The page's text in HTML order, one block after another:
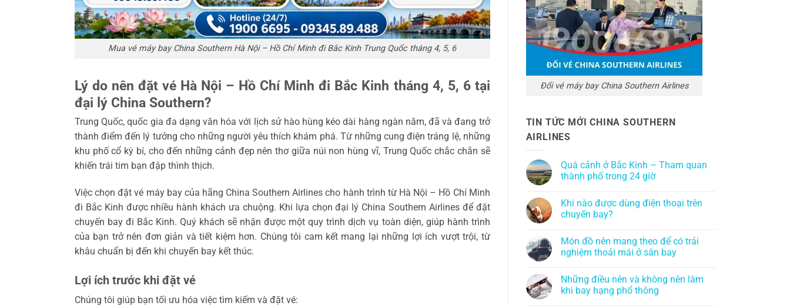
Mua vé máy bay China Southern Hà Nội – Hồ Chí Minh đi Bắc Kinh Trung Quốc tháng 4, 5, 6
Lý do nên đặt vé Hà Nội – Hồ Chí Minh đi Bắc Kinh tháng 4, 5, 6 tại
đại lý China Southern?
Trung Quốc, quốc gia đa dạng văn hóa với lịch sử hào hùng kéo dài hàng ngàn năm, đã và đang trở
thành điểm đến lý tưởng cho những người yêu thích khám phá. Từ những cung điện tráng lệ, những
khu phố cổ kỳ bí, cho đến những cảnh đẹp nên thơ giữa núi non hùng vĩ, Trung Quốc chắc chắn sẽ
khiến trái tim bạn đập thình thịch.
Việc chọn đặt vé máy bay của hãng China Southern Airlines cho hành trình từ Hà Nội – Hồ Chí Minh
đi Bắc Kinh được nhiều hành khách ưa chuộng. Khi lựa chọn đại lý China Southern Airlines để đặt
chuyến bay đi Bắc Kinh. Quý khách sẽ nhận được một quy trình dịch vụ toàn diện, giúp hành trình
của bạn trở nên đơn giản và tiết kiệm hơn. Chúng tôi cam kết mang lại những lợi ích vượt trội, từ
khâu chuẩn bị đến khi chuyến bay kết thúc.
Lợi ích trước khi đặt vé
Chúng tôi giúp bạn tối ưu hóa việc tìm kiếm và đặt vé:
Đổi vé máy bay China Southern Airlines
TIN TỨC MỚI CHINA SOUTHERN
AIRLINES
Quá cảnh ở Bắc Kinh – Tham quan
thành phố trong 24 giờ
Khi nào được dùng điện thoại trên
chuyến bay?
Món đồ nên mang theo để có trải
nghiệm thoải mái ở sân bay
Những điều nên và không nên làm
khi bay hạng phổ thông